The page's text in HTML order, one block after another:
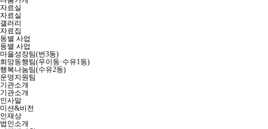
자료실
자료실
갤러리
자료집
동별 사업
동별 사업
마을성장팀(번3동)
희망동행팀(우이동·수유1동)
행복나눔팀(수유2동)
운영지원팀
기관소개
기관소개
인사말
미션&비전
인재상
법인소개